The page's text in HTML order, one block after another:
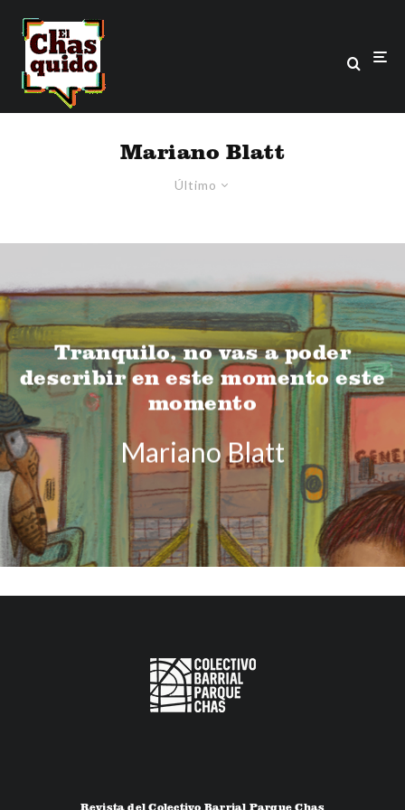
Mariano Blatt
Último
Tranquilo, no vas a poder
describir en este momento este
momento
Mariano Blatt